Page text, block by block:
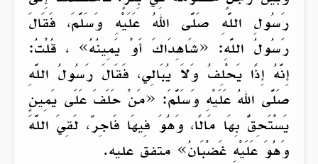
رَسُولِ اللَّهِ صَلَّى اللهُ عَلَيْهِ وَسَلَّمَ، فَقَالَ
رَسُولُ اللَّهِ: «شَاهِدَاكَ أَوْ يَمِينُهُ» ، قُلْتُ:
إِنَّهُ إِذًا يَحْلِفُ وَلاَ يُبَالِي، فَقَالَ رَسُولُ اللَّهِ
صَلَّى اللهُ عَلَيْهِ وَسَلَّمَ: «مَنْ حَلَفَ عَلَى يَمِينٍ
يَسْتَحِقُّ بِهَا مَالًا، وَهُوَ فِيهَا فَاجِرٌ، لَقِيَ اللَّهَ
وَهُوَ عَلَيْهِ غَضْبَانُ» متفق عليه.